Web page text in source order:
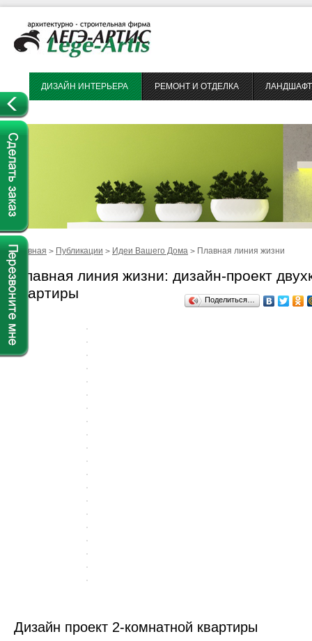
ДИЗАЙН ИНТЕРЬЕРА РЕМОНТ И ОТДЕЛКА
Главная > Публикации > Идеи Вашего Дома > Плавная линия жизни
Плавная линия жизни: дизайн-проект
квартиры
Поделиться…
Дизайн проект 2-комнатной квартиры